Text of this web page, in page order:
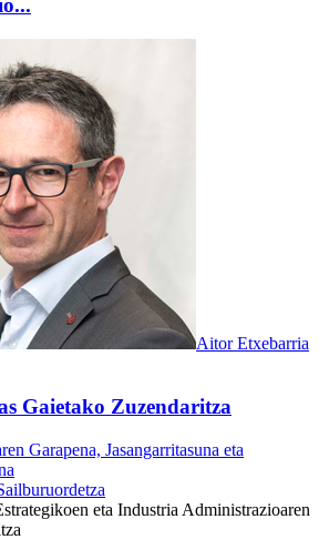
Aitor Etxebarria
Gaietako Zuzendaritza
Garapena, Jasangarritasuna eta
eta Industria Administrazioaren